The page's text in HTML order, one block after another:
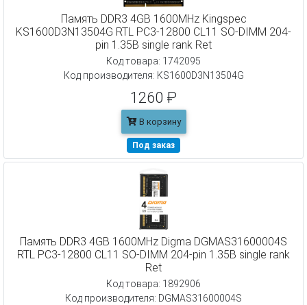
Память DDR3 4GB 1600MHz Kingspec
KS1600D3N13504G RTL PC3-12800 CL11 SO-DIMM 204-
pin 1.35В single rank Ret
Код товара: 1742095
Код производителя: KS1600D3N13504G
1260 ₽
В корзину
Под заказ
Память DDR3 4GB 1600MHz Digma DGMAS31600004S
RTL PC3-12800 CL11 SO-DIMM 204-pin 1.35В single rank
Ret
Код товара: 1892906
Код производителя: DGMAS31600004S